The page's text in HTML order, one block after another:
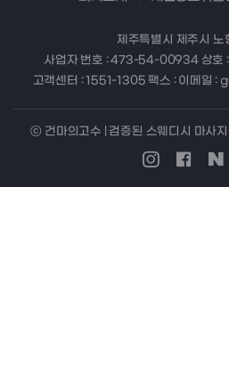
제주특별시 제주시 노
사업자 번호 : 473-54-00934 상호 :
고객센터 : 1551-1305 팩스 : 이메
ⓒ 건마의고수 | 검증된 스웨디시 마사